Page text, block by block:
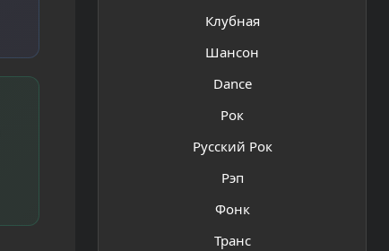
Клубная
Шансон
Dance
Рок
Русский Рок
Рэп
Фонк
Транс